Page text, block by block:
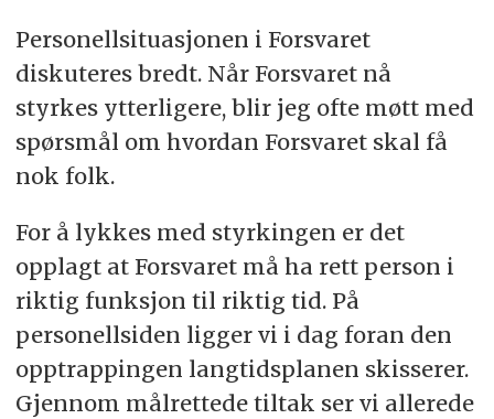
Personellsituasjonen i Forsvaret
diskuteres bredt. Når Forsvaret nå
styrkes ytterligere, blir jeg ofte møtt med
spørsmål om hvordan Forsvaret skal få
nok folk.
For å lykkes med styrkingen er det
opplagt at Forsvaret må ha rett person i
riktig funksjon til riktig tid. På
personellsiden ligger vi i dag foran den
opptrappingen langtidsplanen skisserer.
Gjennom målrettede tiltak ser vi allerede